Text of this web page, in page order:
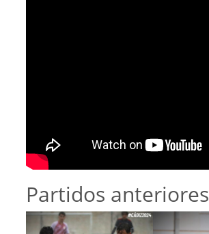
Partidos anteriores